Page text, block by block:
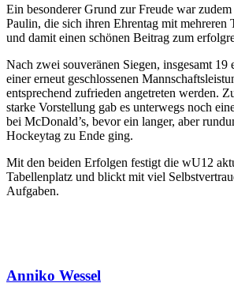
Ein besonderer Grund zur Freude war
Paulin, die sich ihren Ehrentag mit mehreren
und damit einen schönen Beitrag zum
Nach zwei souveränen Siegen, insgesamt 19
einer erneut geschlossenen
entsprechend zufrieden angetreten werden.
starke Vorstellung gab es unterwegs noch
bei McDonald’s, bevor ein langer, aber
Hockeytag zu Ende ging.
Mit den beiden Erfolgen festigt die wU12
Tabellenplatz und blickt mit viel
Aufgaben.
Anniko Wessel